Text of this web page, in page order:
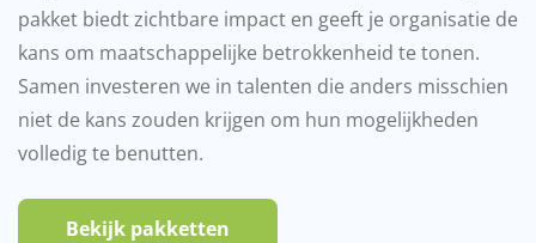
pakket biedt zichtbare impact en geeft je organisatie de
kans om maatschappelijke betrokkenheid te tonen.
Samen investeren we in talenten die anders misschien
niet de kans zouden krijgen om hun mogelijkheden
volledig te benutten.
Bekijk pakketten